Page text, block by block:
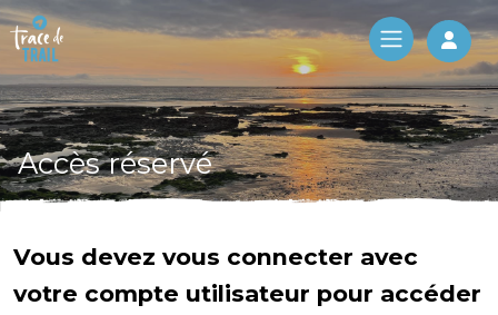
Log
Accès réservé
Vous devez vous connecter avec
votre compte utilisateur pour accéder